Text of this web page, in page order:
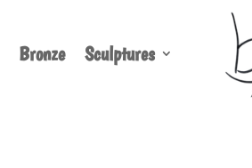
Bronze Sculptures